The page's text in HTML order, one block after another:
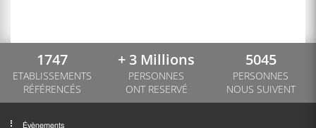
1747
ETABLISSEMENTS
RÉFÉRENCÉS
+ 3 Millions
PERSONNES
ONT RESERVÉ
5045
PERSONNES
NOUS SUIVENT
Évènements